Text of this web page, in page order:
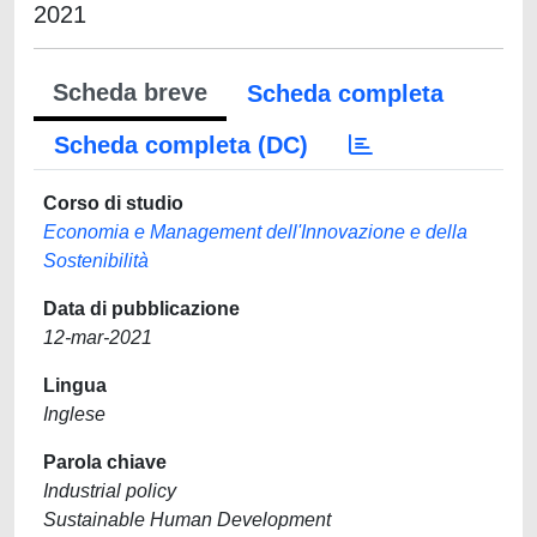
2021
Scheda breve
Scheda completa
Scheda completa (DC)
Corso di studio
Economia e Management dell'Innovazione e della
Sostenibilità
Data di pubblicazione
12-mar-2021
Lingua
Inglese
Parola chiave
Industrial policy
Sustainable Human Development